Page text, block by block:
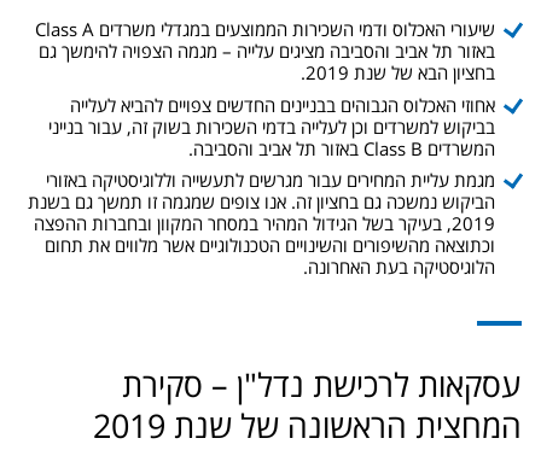
שיעורי האכלוס ודמי השכירות הממוצעים במגדלי משרדים Class A
באזור תל אביב והסביבה מציגים עלייה – מגמה הצפויה להימשך גם
בחציון הבא של שנת 2019.
אחוזי האכלוס הגבוהים בבניינים החדשים צפויים להביא לעלייה
בביקוש למשרדים וכן לעלייה בדמי השכירות בשוק זה, עבור בנייני
המשרדים Class B באזור תל אביב והסביבה.
מגמת עליית המחירים עבור מגרשים לתעשייה וללוגיסטיקה באזורי
הביקוש נמשכה גם בחציון זה. אנו צופים שמגמה זו תמשך גם בשנת
2019, בעיקר בשל הגידול המהיר במסחר המקוון ובחברות ההפצה
וכתוצאה מהשיפורים והשינויים הטכנולוגיים אשר מלווים את תחום
הלוגיסטיקה בעת האחרונה.
עסקאות לרכישת נדל"ן – סקירת
המחצית הראשונה של שנת 2019